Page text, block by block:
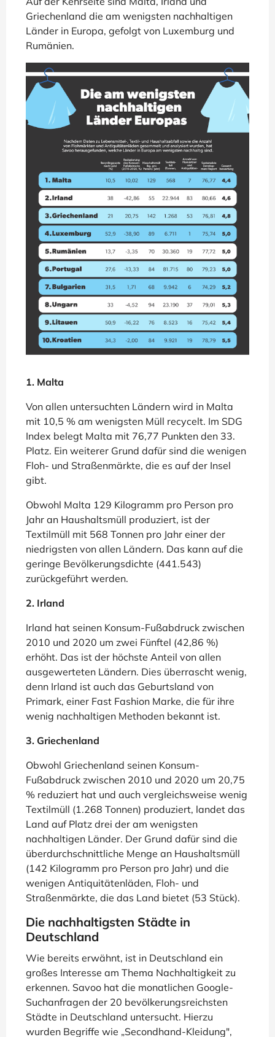
Griechenland die am wenigsten nachhaltigen
Länder in Europa, gefolgt von Luxemburg und
Rumänien.
1. Malta
Von allen untersuchten Ländern wird in Malta
mit 10,5 % am wenigsten Müll recycelt. Im SDG
Index belegt Malta mit 76,77 Punkten den 33.
Platz. Ein weiterer Grund dafür sind die wenigen
Floh- und Straßenmärkte, die es auf der Insel
gibt.
Obwohl Malta 129 Kilogramm pro Person pro
Jahr an Haushaltsmüll produziert, ist der
Textilmüll mit 568 Tonnen pro Jahr einer der
niedrigsten von allen Ländern. Das kann auf die
geringe Bevölkerungsdichte (441.543)
zurückgeführt werden.
2. Irland
Irland hat seinen Konsum-Fußabdruck zwischen
2010 und 2020 um zwei Fünftel (42,86 %)
erhöht. Das ist der höchste Anteil von allen
ausgewerteten Ländern. Dies überrascht wenig,
denn Irland ist auch das Geburtsland von
Primark, einer Fast Fashion Marke, die für ihre
wenig nachhaltigen Methoden bekannt ist.
3. Griechenland
Obwohl Griechenland seinen Konsum-
Fußabdruck zwischen 2010 und 2020 um 20,75
% reduziert hat und auch vergleichsweise wenig
Textilmüll (1.268 Tonnen) produziert, landet das
Land auf Platz drei der am wenigsten
nachhaltigen Länder. Der Grund dafür sind die
überdurchschnittliche Menge an Haushaltsmüll
(142 Kilogramm pro Person pro Jahr) und die
wenigen Antiquitätenläden, Floh- und
Straßenmärkte, die das Land bietet (53 Stück).
Die nachhaltigsten Städte in
Deutschland
Wie bereits erwähnt, ist in Deutschland ein
großes Interesse am Thema Nachhaltigkeit zu
erkennen. Savoo hat die monatlichen Google-
Suchanfragen der 20 bevölkerungsreichsten
Städte in Deutschland untersucht. Hierzu
wurden Begriffe wie „Secondhand-Kleidung",